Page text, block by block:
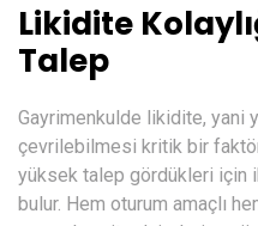
Likidite
Talep
Gayrimenkulde likidite, yani
çevrilebilmesi kritik bir
yüksek talep gördükleri için
bulur. Hem oturum amaçlı